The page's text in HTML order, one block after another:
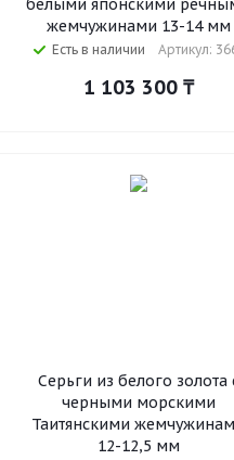
белыми японскими
жемчужинами 13-14 мм
Есть в наличии Артикул:
1 103 300₸
Серьги из белого золота
черными морскими
Таитянскими
12-12,5 мм